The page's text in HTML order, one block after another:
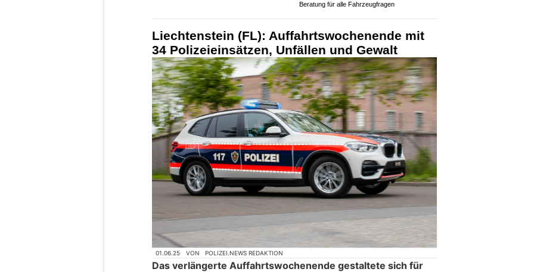
Beratung für alle Fahrzeugfragen
Liechtenstein (FL): Auffahrtswochenende mit
34 Polizeieinsätzen, Unfällen und Gewalt
01.06.25 VON POLIZEI.NEWS REDAKTION
Das verlängerte Auffahrtswochenende gestaltete sich für